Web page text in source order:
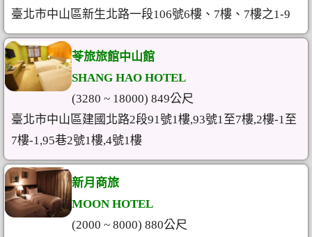
臺北市中山區新生北路一段106號6樓、7樓、7樓之1-9
苓旅旅館中山館
SHANG HAO HOTEL
(3280 ~ 18000) 849公尺
臺北市中山區建國北路2段91號1樓,93號1至7樓,2樓-1至
7樓-1,95巷2號1樓,4號1樓
新月商旅
MOON HOTEL
(2000 ~ 8000) 880公尺